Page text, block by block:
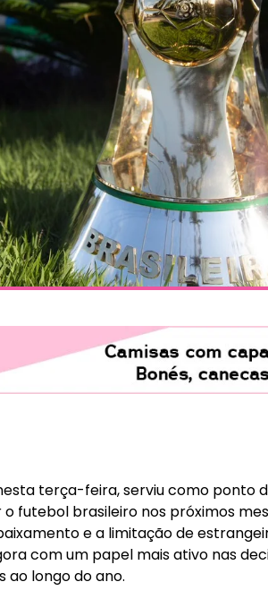
terça-feira, serviu como ponto
futebol brasileiro nos próximos
e a limitação de
com um papel mais ativo nas
ao longo do ano.